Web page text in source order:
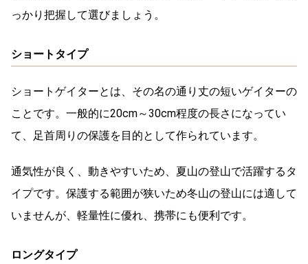
っかり把握して選びましょう。
ショートタイプ
ショートゲイターとは、その名の通り丈の短いゲイターの
ことです。一般的に20cm～30cm程度の長さになってい
て、足首周りの保護を目的として作られています。
通気性が良く、動きやすいため、夏山の登山で活躍するタ
イプです。保護する範囲が狭いため冬山の登山には適して
いませんが、軽量性に優れ、携帯にも便利です。
ロングタイプ